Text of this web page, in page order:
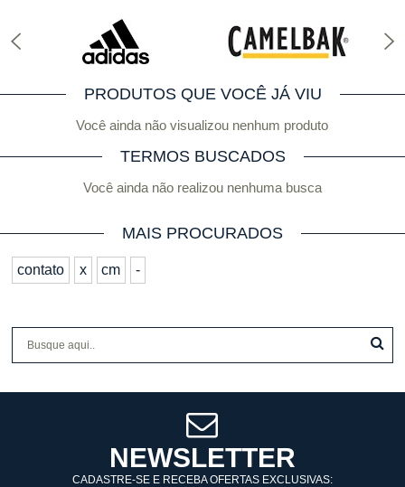
PRODUTOS QUE VOCÊ JÁ VIU
Você ainda não visualizou nenhum produto
TERMOS BUSCADOS
Você ainda não realizou nenhuma busca
MAIS PROCURADOS
contato x cm -
NEWSLETTER
CADASTRE-SE E RECEBA OFERTAS EXCLUSIVAS: